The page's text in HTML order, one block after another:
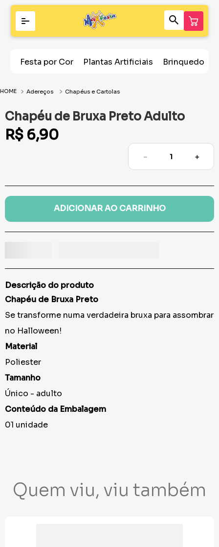
Festa por Cor Plantas Artificiais Brinquedos
Adereços Chapéus e Cartolas
Chapéu de Bruxa Preto Adulto
R$ 6,90
＋
－
ADICIONAR AO CARRINHO
Descrição do produto
Chapéu de Bruxa Preto
Se transforme numa verdadeira bruxa para assombrar
no Halloween!
Material
Poliester
Tamanho
Único - adulto
Conteúdo da Embalagem
01 unidade
Quem viu, viu também